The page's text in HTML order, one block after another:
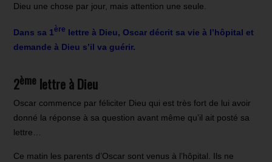
Dieu une chose par jour, mais attention une seule.
Dans sa 1ère lettre à Dieu, Oscar décrit sa vie à l’hôpital et
demande à Dieu s’il va guérir.
2ème lettre à Dieu
Oscar commence par féliciter Dieu qui est très fort de lui avoir
donné la réponse à sa question avant même qu’il ait posté sa
lettre…
Ce matin les parents d’Oscar sont venus à l’hôpital. Ils ne